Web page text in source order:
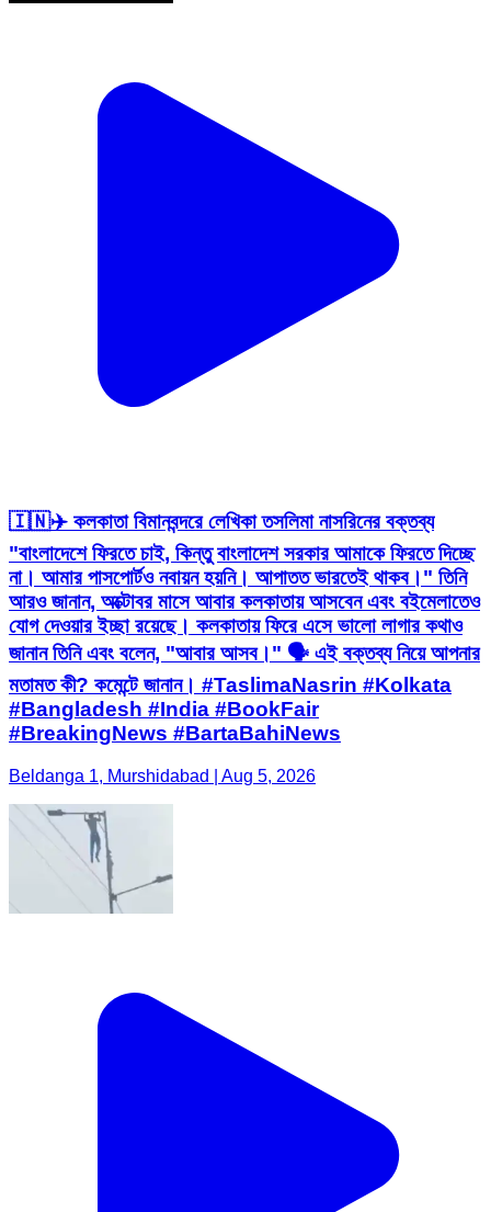
🇮🇳✈️ কলকাতা বিমানবন্দরে লেখিকা তসলিমা নাসরিনের বক্তব্য
"বাংলাদেশে ফিরতে চাই, কিন্তু বাংলাদেশ সরকার আমাকে ফিরতে দিচ্ছে
না। আমার পাসপোর্টও নবায়ন হয়নি। আপাতত ভারতেই থাকব।" তিনি
আরও জানান, অক্টোবর মাসে আবার কলকাতায় আসবেন এবং বইমেলাতেও
যোগ দেওয়ার ইচ্ছা রয়েছে। কলকাতায় ফিরে এসে ভালো লাগার কথাও
জানান তিনি এবং বলেন, "আবার আসব।" 🗣️ এই বক্তব্য নিয়ে আপনার
মতামত কী? কমেন্টে জানান। #TaslimaNasrin #Kolkata
#Bangladesh #India #BookFair
#BreakingNews #BartaBahiNews
Beldanga 1, Murshidabad | Aug 5, 2026